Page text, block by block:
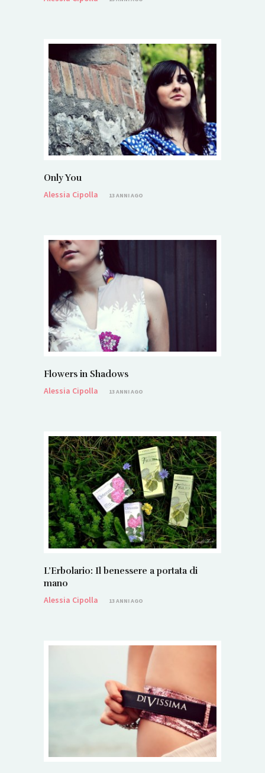
Only You
Alessia Cipolla
13 ANNI AGO
Flowers in Shadows
Alessia Cipolla
13 ANNI AGO
L’Erbolario: Il benessere a portata di
mano
Alessia Cipolla
13 ANNI AGO